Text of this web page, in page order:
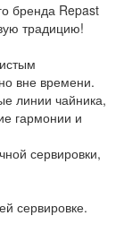
бренда Repast
традицию!
вне времени.
линии чайника,
гармонии и
сервировки,
сервировке.